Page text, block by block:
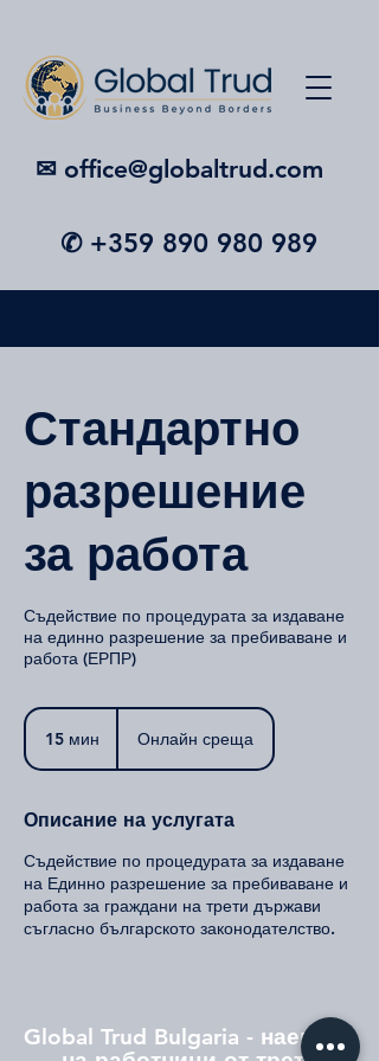
✉︎ office@globaltrud.com
✆ +359 890 980 989
Стандартно
разрешение
за работа
Съдействие по процедурата за издаване
на единно разрешение за пребиваване и
работа (ЕРПР)
15 мин
н
Онлайн среща
Описание на услугата
Съдействие по процедурата за издаване
на Единно разрешение за пребиваване и
работа за граждани на трети държави
съгласно българското законодателство.
Global Trud Bulgaria - наемане